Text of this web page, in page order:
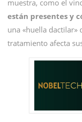
muestra, como el
están presentes y
una «huella dactilar»
tratamiento afecta